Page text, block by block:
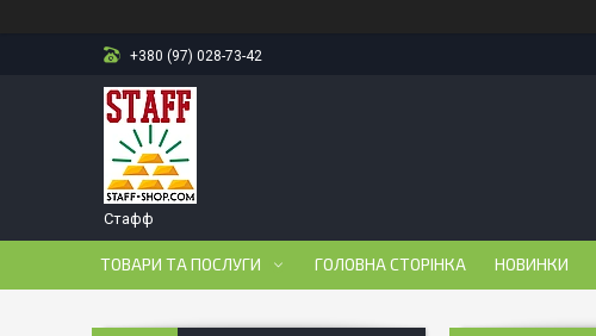
+380 (97) 028-73-42
Стафф
ТОВАРИ ТА ПОСЛУГИ ГОЛОВНА СТОРІНКА НОВИНКИ